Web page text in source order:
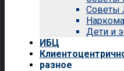
Советы
Дети и
ИБЦ
разное